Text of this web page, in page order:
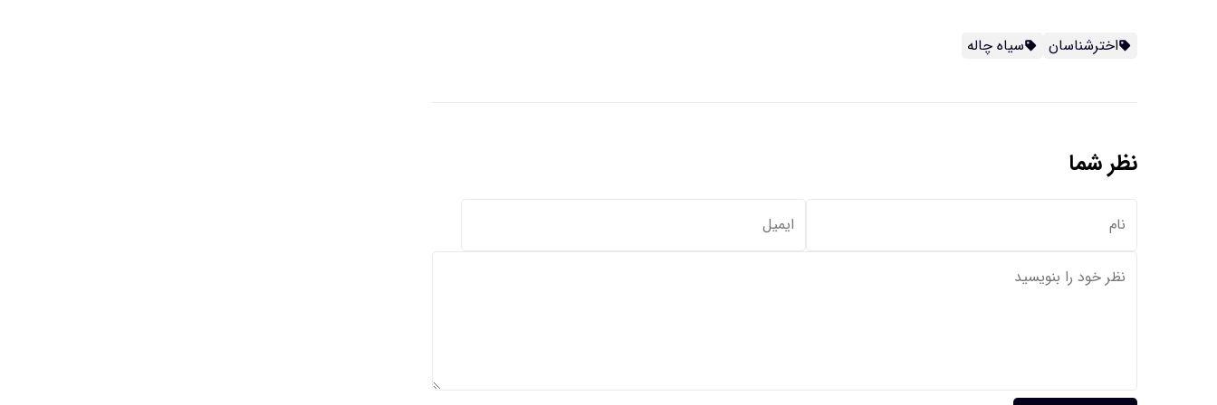
اخترشناسان سیاه چاله
نظر شما